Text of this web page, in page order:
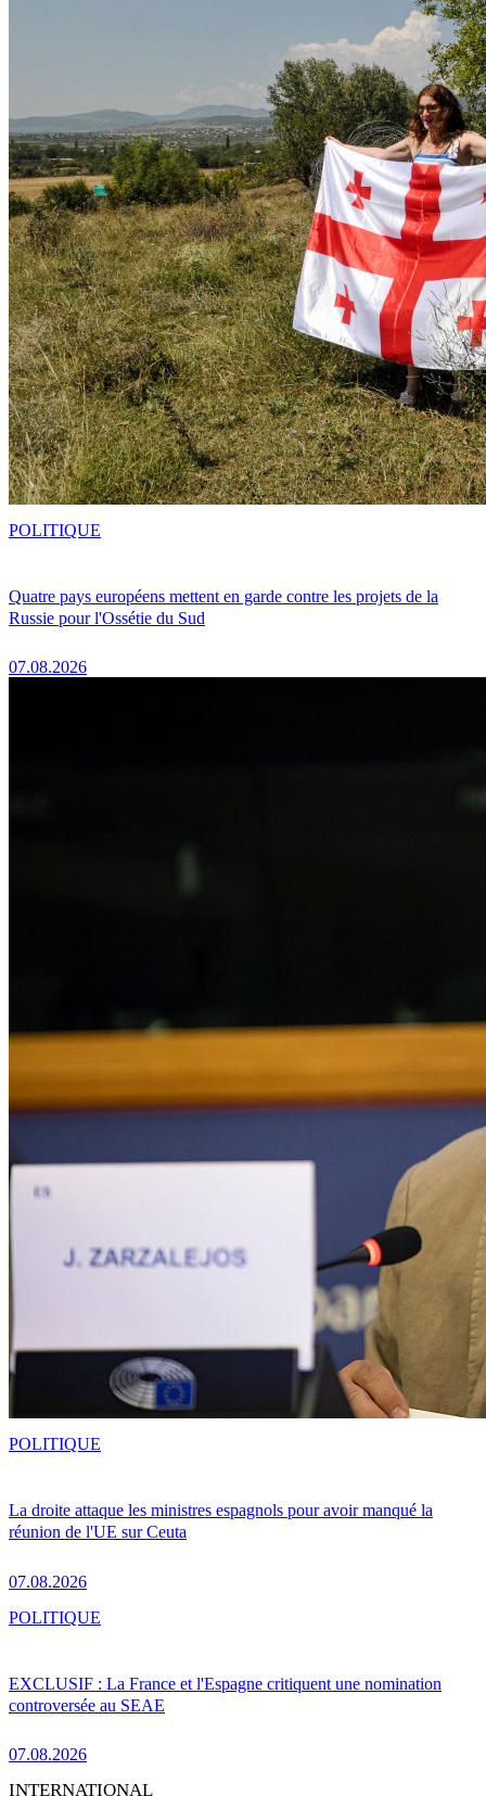
Quatre pays européens mettent en garde contre les projets de la
Russie pour l'Ossétie du Sud
07.08.2026
POLITIQUE
La droite attaque les ministres espagnols pour avoir manqué la
réunion de l'UE sur Ceuta
07.08.2026
POLITIQUE
EXCLUSIF : La France et l'Espagne critiquent une nomination
controversée au SEAE
07.08.2026
POLITIQUE
INTERNATIONAL